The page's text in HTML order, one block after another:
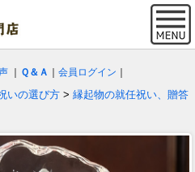
Ｑ＆Ａ 会員ログイン
いの選び方 > 縁起物の就任祝い、贈答